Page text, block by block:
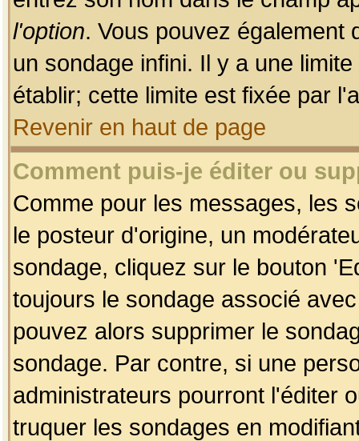
l'option. Vous pouvez également
un sondage infini. Il y a une
établir; cette limite est fixée par
Revenir en haut de page
Comment puis-je éditer ou
Comme pour les messages, les
le posteur d'origine, un
sondage, cliquez sur le bouton
toujours le sondage associé
pouvez alors supprimer le
sondage. Par contre, si une
administrateurs pourront l'éditer
truquer les sondages en